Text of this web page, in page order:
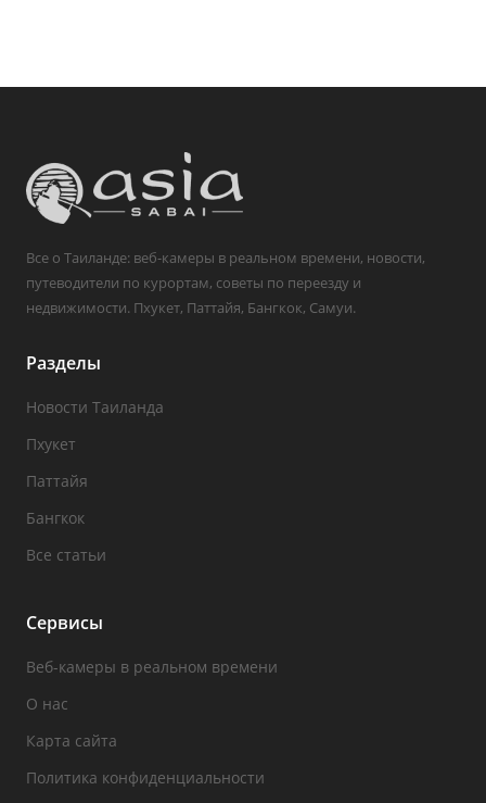
Все о Таиланде: веб-камеры в реальном времени, новости,
путеводители по курортам, советы по переезду и
недвижимости. Пхукет, Паттайя, Бангкок, Самуи.
Разделы
Новости Таиланда
Пхукет
Паттайя
Бангкок
Все статьи
Сервисы
Веб-камеры в реальном времени
О нас
Карта сайта
Политика конфиденциальности